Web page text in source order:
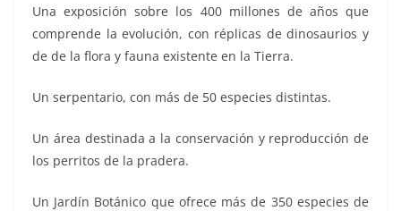
Una exposición sobre los 400 millones de años que
comprende la evolución, con réplicas de dinosaurios y
de de la flora y fauna existente en la Tierra.
Un serpentario, con más de 50 especies distintas.
Un área destinada a la conservación y reproducción de
los perritos de la pradera.
Un Jardín Botánico que ofrece más de 350 especies de